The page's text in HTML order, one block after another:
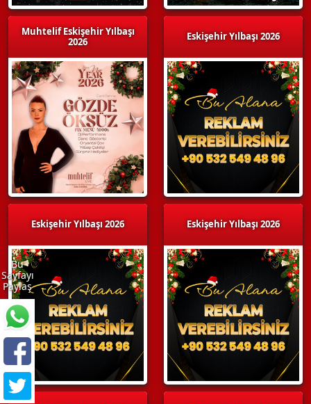
Muhtelif Eskişehir Yılbaşı
2026
Eskişehir Yılbaşı 2026
Eskişehir Yılbaşı 2026
Eskişehir Yılbaşı 2026
Bu
Sayfayı
Paylaş